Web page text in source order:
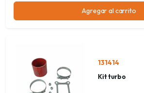
Agregar al carrito
131414
Kit turbo